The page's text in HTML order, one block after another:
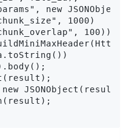
new
1000)
100));
JSONObject(result);